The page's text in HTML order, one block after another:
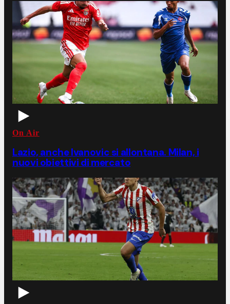
On Air
Lazio, anche Ivanovic si allontana. Milan, i
nuovi obiettivi di mercato